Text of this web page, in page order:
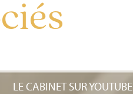
LE CABINET SUR YOUTUBE